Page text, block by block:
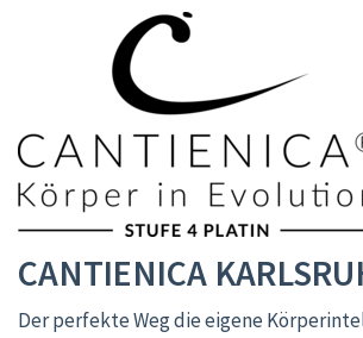
CANTIENICA
Der perfekte Weg die eigene